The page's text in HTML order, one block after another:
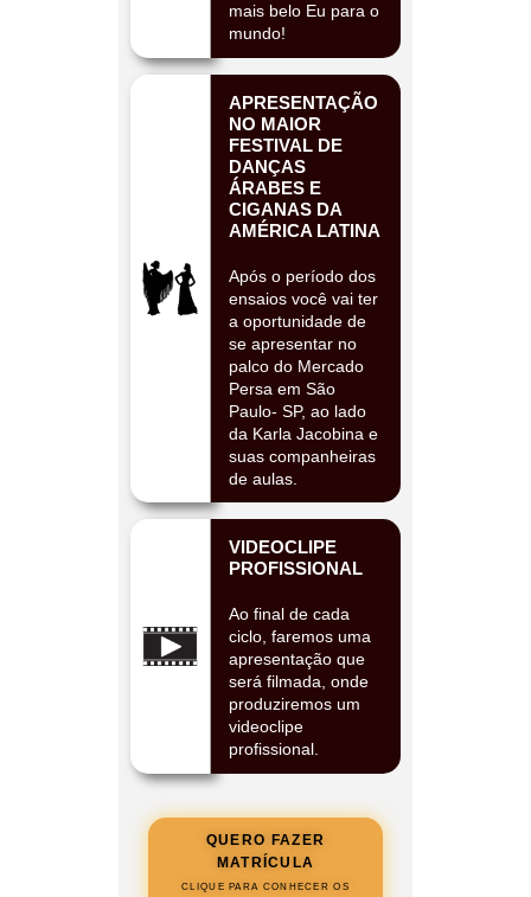
mais belo Eu para o
mundo!
APRESENTAÇÃO
NO MAIOR
FESTIVAL DE
DANÇAS
ÁRABES E
CIGANAS DA
AMÉRICA LATINA
Após o período dos
ensaios você vai ter
a oportunidade de
se apresentar no
palco do Mercado
Persa em São
Paulo- SP, ao lado
da Karla Jacobina e
suas companheiras
de aulas.
VIDEOCLIPE
PROFISSIONAL
Ao final de cada
ciclo, faremos uma
apresentação que
será filmada, onde
produziremos um
videoclipe
profissional.
QUERO FAZER
MATRÍCULA
CLIQUE PARA CONHECER OS